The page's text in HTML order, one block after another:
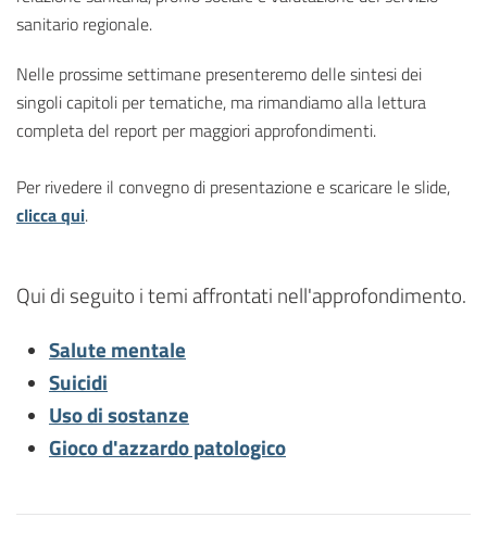
sanitario regionale.
Nelle prossime settimane presenteremo delle sintesi dei
singoli capitoli per tematiche, ma rimandiamo alla lettura
completa del report per maggiori approfondimenti.
Per rivedere il convegno di presentazione e scaricare le slide,
clicca qui.
Qui di seguito i temi affrontati nell'approfondimento.
Salute mentale
Suicidi
Uso di sostanze
Gioco d'azzardo patologico